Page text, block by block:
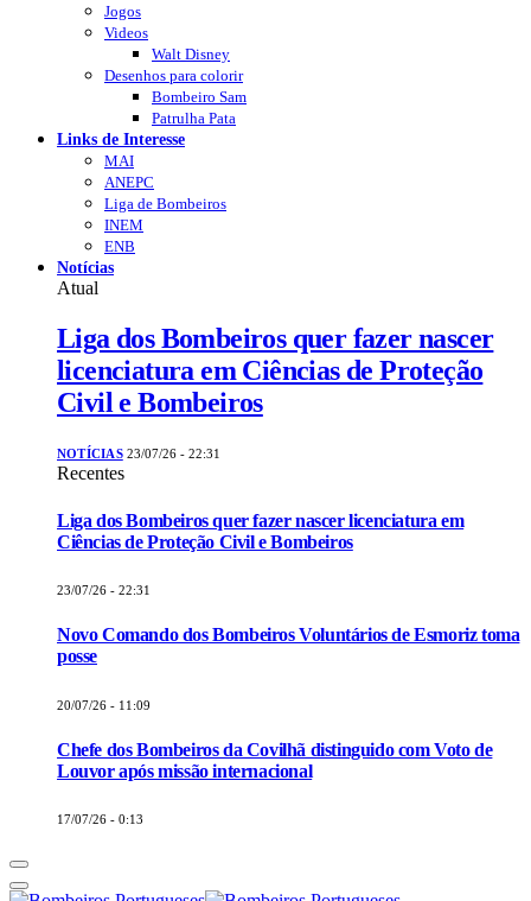
Jogos
Videos
Walt Disney
Desenhos para colorir
Bombeiro Sam
Patrulha Pata
Links de Interesse
MAI
ANEPC
Liga de Bombeiros
INEM
ENB
Notícias
Atual
Liga dos Bombeiros quer fazer nascer
licenciatura em Ciências de Proteção
Civil e Bombeiros
NOTÍCIAS 23/07/26 - 22:31
Recentes
Liga dos Bombeiros quer fazer nascer licenciatura em
Ciências de Proteção Civil e Bombeiros
23/07/26 - 22:31
Novo Comando dos Bombeiros Voluntários de Esmoriz toma
posse
20/07/26 - 11:09
Chefe dos Bombeiros da Covilhã distinguido com Voto de
Louvor após missão internacional
17/07/26 - 0:13